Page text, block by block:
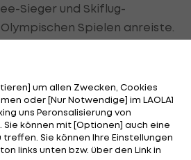
Sieger und Skiflug-
Spielen anreiste.
der Normalschanze im
ÖSV-Adler wollen bei
Olympia 20-jährige
um allen Zwecken, Cookies
oder [Nur Notwendige] im LAOLA1
uns Peronsalisierung von
können mit [Optionen] auch eine
Sie können Ihre Einstellungen
links unten bzw. über den Link in